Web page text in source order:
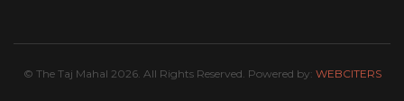
© The Taj Mahal 2026. All Rights Reserved. Powered by: WEBCITERS